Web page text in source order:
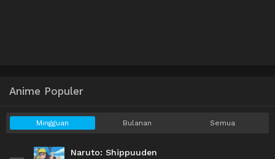
Anime Populer
Mingguan Bulanan Semua
Naruto: Shippuuden